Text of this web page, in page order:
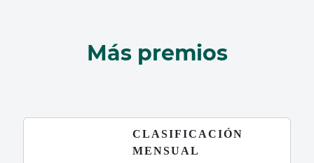
Más premios
CLASIFICACIÓN
MENSUAL